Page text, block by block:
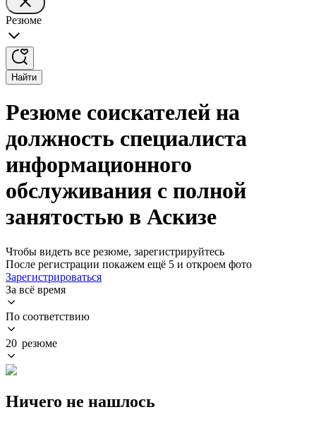
Резюме
Найти
Резюме соискателей на
должность специалиста
информационного
обслуживания с полной
занятостью в Аскизе
Чтобы видеть все резюме, зарегистрируйтесь
После регистрации покажем ещё 5 и откроем фото
Зарегистрироваться
За всё время
По соответствию
20 резюме
Ничего не нашлось